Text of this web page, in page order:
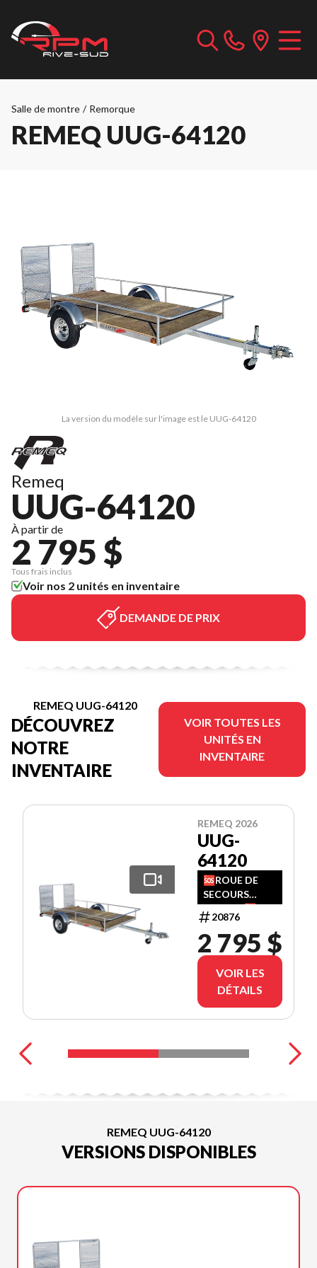
Salle de montre / Remorque
REMEQ UUG-64120
La version du modèle sur l'image est le UUG-64120
Remeq
UUG-64120
À partir de
2 795 $
Tous frais inclus
Voir nos 2 unités en inventaire
DEMANDE DE PRIX
REMEQ UUG-64120
DÉCOUVREZ
NOTRE
INVENTAIRE
VOIR TOUTES LES
UNITÉS EN
INVENTAIRE
REMEQ 2026
UUG-
64120
🆘ROUE DE
SECOURS
INCLUSE🆘
CONTACTEZ
UN
CONSEILLER
MAINTENANT
AU :☎️ 418-
835-1624
20876
2 795 $
VOIR LES
DÉTAILS
REMEQ UUG-64120
VERSIONS DISPONIBLES